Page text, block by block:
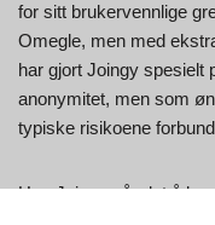
for sitt brukervennlige
Omegle, men med
har gjort Joingy spesielt
anonymitet, men som
typiske risikoene
Hos Joingy går det å